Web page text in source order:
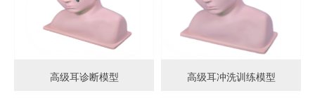
高级耳诊断模型 高级耳冲洗训练模型